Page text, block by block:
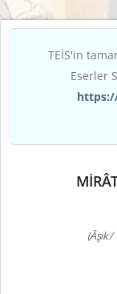
TEİS'in
Eserler
(Âşık